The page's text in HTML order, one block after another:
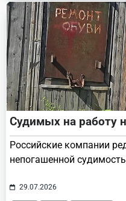
Судимых на работу
Российские компании
непогашенной
29.07.2026